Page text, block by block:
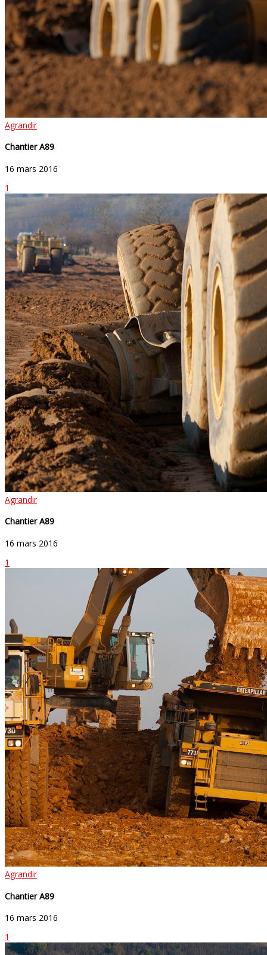
Agrandir
Chantier A89
16 mars 2016
1
Agrandir
Chantier A89
16 mars 2016
1
Agrandir
Chantier A89
16 mars 2016
1